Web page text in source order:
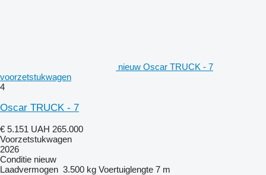
nieuw Oscar TRUCK - 7
voorzetstukwagen
4
Oscar TRUCK - 7
€ 5.151 UAH 265.000
Voorzetstukwagen
2026
Conditie nieuw
Laadvermogen 3.500 kg Voertuiglengte 7 m